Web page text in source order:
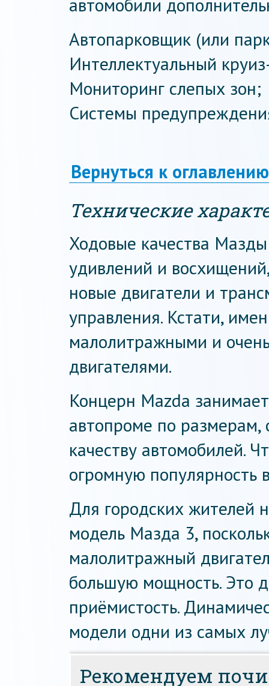
автомобили
Автопарковщик (или
Интеллектуальный
Мониторинг слепых зон;
Системы
Вернуться к оглавлению
Технические
Ходовые качества
удивлений и
новые двигатели и
управления. Кстати,
малолитражными и
двигателями.
Концерн Mazda
автопроме по размерам,
качеству автомобилей.
огромную популярность
Для городских жителей
модель Мазда 3,
малолитражный
большую мощность. Это
приёмистость.
модели одни из самых
Рекомендуем